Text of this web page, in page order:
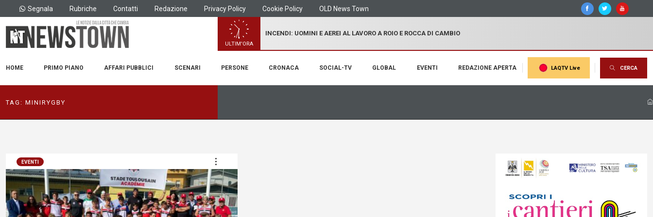
Segnala Rubriche Contatti Redazione Privacy Policy Cookie Policy OLD News Town
ULTIM'ORA
INCENDI: UOMINI E AEREI AL LAVORO A ROIO E ROCCA DI CAMBIO
HOME PRIMO PIANO AFFARI PUBBLICI SCENARI PERSONE CRONACA SOCIAL-TV GLOBAL EVENTI REDAZIONE APERTA LAQTV Live CERCA
TAG: MINIRYGBY
EVENTI